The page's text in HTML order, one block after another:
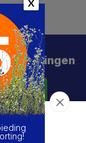
en kortingen
X